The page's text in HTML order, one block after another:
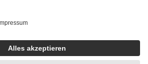
dass es sich um echte Bewertungen
hc/de/articles/4419944605341
wurden unter Zuhilfenahme künstlicher